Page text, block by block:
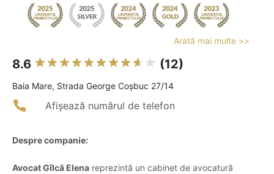
Arată mai multe >>
8.6 (12)
Baia Mare, Strada George Coșbuc 27/14
Afișează numărul de telefon
Despre companie:
Avocat Gîlcă Elena reprezintă un cabinet de avocatură